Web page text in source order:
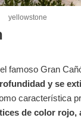
yellowstone
famoso Gran
y se
característica
de color rojo,